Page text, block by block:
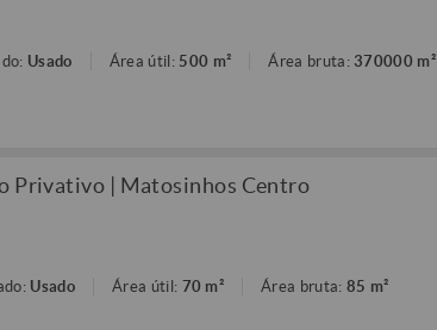
Usado Área útil: 500 m² Área bruta: 370000 m²
Privativo | Matosinhos Centro
Usado Área útil: 70 m² Área bruta:85 m²